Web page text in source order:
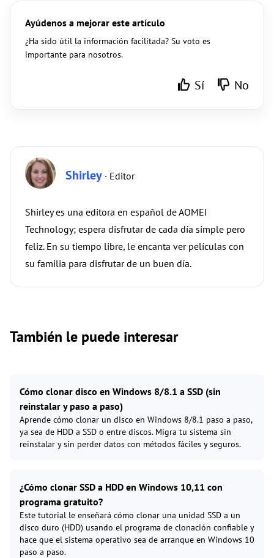
Ayúdenos a mejorar este artículo
¿Ha sido útil la información facilitada? Su voto es
importante para nosotros.
Sí No
Shirley · Editor
Shirley es una editora en español de AOMEI
Technology; espera disfrutar de cada día simple pero
feliz. En su tiempo libre, le encanta ver películas con
su familia para disfrutar de un buen día.
También le puede interesar
Cómo clonar disco en Windows 8/8.1 a SSD (sin
reinstalar y paso a paso)
Aprende cómo clonar un disco en Windows 8/8.1 paso a paso,
ya sea de HDD a SSD o entre discos. Migra tu sistema sin
reinstalar y sin perder datos con métodos fáciles y seguros.
¿Cómo clonar SSD a HDD en Windows 10,11 con
programa gratuito?
Este tutorial le enseñará cómo clonar una unidad SSD a un
disco duro (HDD) usando el programa de clonación confiable y
hace que el sistema operativo sea de arranque en Windows 10
paso a paso.